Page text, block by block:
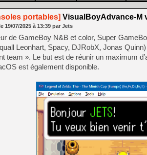
portables] VisualBoyAdvance-M
19/07/2025 à 13:39 par Jets
de GameBoy N&B et color, Super
Leonhart, Spacy, DJRobX, Jonas
team ». Le but est de réunir un maximum
est également disponible.